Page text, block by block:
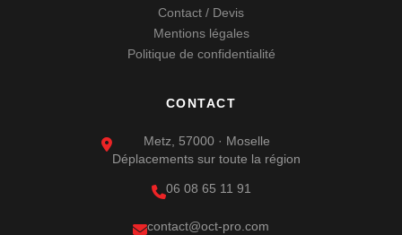
Contact / Devis
Mentions légales
Politique de confidentialité
CONTACT
Metz, 57000 · Moselle
Déplacements sur toute la région
06 08 65 11 91
contact@oct-pro.com